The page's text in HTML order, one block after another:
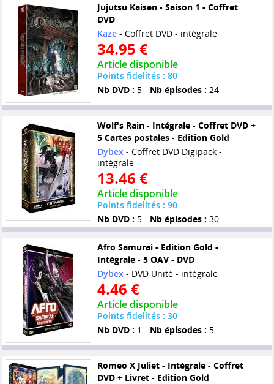
Jujutsu Kaisen - Saison 1 - Coffret
DVD
Kaze- Coffret DVD - intégrale
34.95 €
Article disponible
Points fidelités : 80
Nb DVD : 5 - Nb épisodes : 24
Wolf's Rain - Intégrale - Coffret DVD +
5 Cartes postales - Edition Gold
Dybex - Coffret DVD Digipack -
intégrale
13.46 €
Article disponible
Points fidelités : 90
Nb DVD : 5 - Nb épisodes : 30
Afro Samurai - Edition Gold -
Intégrale - 5 OAV - DVD
Dybex - DVD Unité - intégrale
4.46 €
Article disponible
Points fidelités : 30
Nb DVD : 1 - Nb épisodes : 5
Romeo X Juliet - Intégrale - Coffret
DVD + Livret - Edition Gold